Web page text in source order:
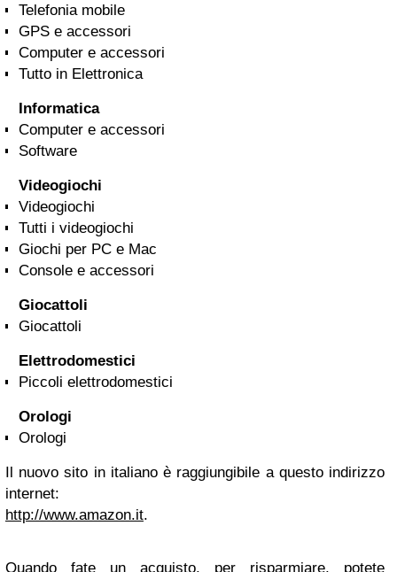
Telefonia mobile
GPS e accessori
Computer e accessori
Tutto in Elettronica
Informatica
Computer e accessori
Software
Videogiochi
Videogiochi
Tutti i videogiochi
Giochi per PC e Mac
Console e accessori
Giocattoli
Giocattoli
Elettrodomestici
Piccoli elettrodomestici
Orologi
Orologi
Il nuovo sito in italiano è raggiungibile a questo indirizzo
internet:
http://www.amazon.it.
Quando fate un acquisto, per risparmiare, potete